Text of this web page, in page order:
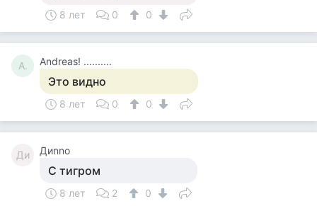
8 лет 0 0
A. Andreas! ..........
Это видно
8 лет 0 0
Ди Диnno
С тигром
8 лет 2 0